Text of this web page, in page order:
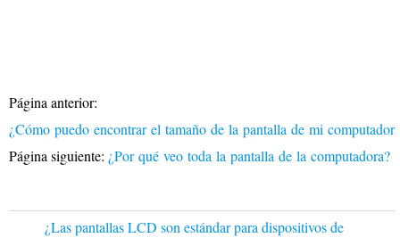
Página anterior:
¿Cómo puedo encontrar el tamaño de la pantalla de mi
Página siguiente: ¿Por qué veo toda la pantalla de la computadora?
¿Las pantallas LCD son estándar para dispositivos de